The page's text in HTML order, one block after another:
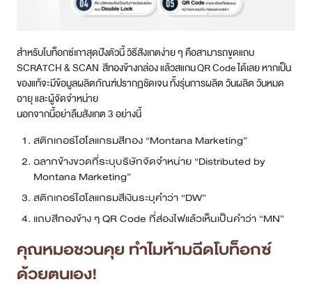
สำหรับโบท็อกซ์เกาสุดปังตัวนี้ วิธีสังเกตง่าย ๆ คือสามารถขูดแถบ
SCRATCH & SCAN สีทองข้างกล่อง แล้วสแกน QR Code ได้เลย หากเป็น
ของแท้จะมีข้อมูลผลิตภัณฑ์ปรากฏชัดเจน ทั้งรุ่นการผลิต วันผลิต วันหมด
อายุ และผู้จัดจำหน่าย
นอกจากนี้อย่าลืมสังเกต 3 อย่างนี้
สติกเกอร์โฮโลแกรมสีทอง “Montana Marketing”
ฉลากข้างขวดที่ระบุบริษัทจัดจำหน่าย “Distributed by
Montana Marketing”
สติกเกอร์โฮโลแกรมสีเงินระบุคำว่า “DW”
แถบสีทองข้าง ๆ QR Code ที่ส่องไฟแล้วเห็นเป็นคำว่า “MN”
คุณหมอชวนคุย ทำไมห้ามฉีดโบท็อกซ์
ด้วยตนเอง!